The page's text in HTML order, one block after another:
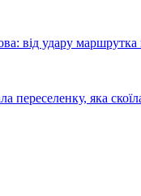
від удару маршрутка
переселенку, яка